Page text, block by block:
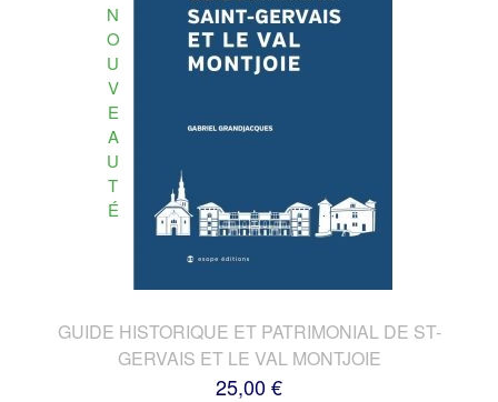
N
O
U
V
E
A
U
T
É
GUIDE HISTORIQUE ET PATRIMONIAL DE ST-
GERVAIS ET LE VAL MONTJOIE
25,00 €